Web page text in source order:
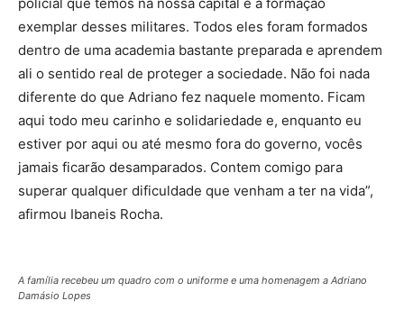
exemplar desses militares. Todos eles foram formados
dentro de uma academia bastante preparada e aprendem
ali o sentido real de proteger a sociedade. Não foi nada
diferente do que Adriano fez naquele momento. Ficam
aqui todo meu carinho e solidariedade e, enquanto eu
estiver por aqui ou até mesmo fora do governo, vocês
jamais ficarão desamparados. Contem comigo para
superar qualquer dificuldade que venham a ter na vida”,
afirmou Ibaneis Rocha.
A família recebeu um quadro com o uniforme e uma homenagem a Adriano
Damásio Lopes